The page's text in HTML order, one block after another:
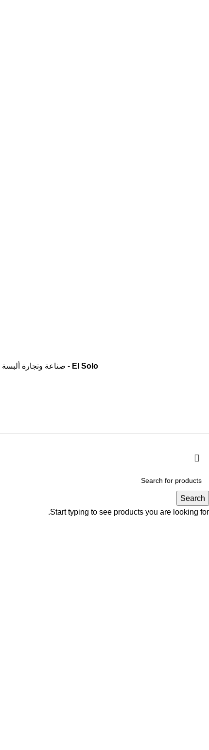
El Solo - صناعة وتجارة ألبسة
Search
Start typing to see products you are looking for.